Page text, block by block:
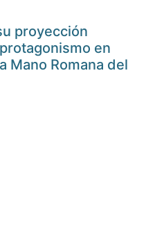
proyección
en
Mano Romana del